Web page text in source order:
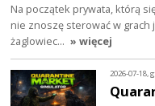
Na początek prywata, którą
nie znoszę sterować w grach
żaglowiec… » więcej
2026-07-18,